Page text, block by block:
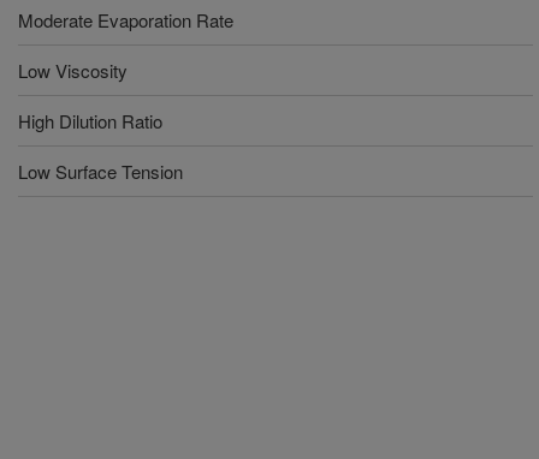
Moderate Evaporation Rate
Low Viscosity
High Dilution Ratio
Low Surface Tension